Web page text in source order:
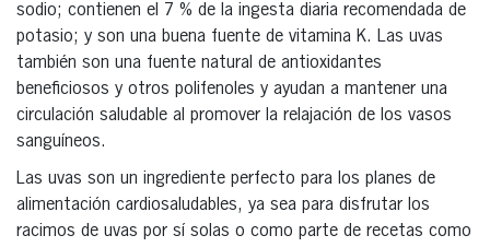
sodio; contienen el 7 % de la ingesta diaria recomendada de
potasio; y son una buena fuente de vitamina K. Las uvas
también son una fuente natural de antioxidantes
beneficiosos y otros polifenoles y ayudan a mantener una
circulación saludable al promover la relajación de los vasos
sanguíneos.
Las uvas son un ingrediente perfecto para los planes de
alimentación cardiosaludables, ya sea para disfrutar los
racimos de uvas por sí solas o como parte de recetas como